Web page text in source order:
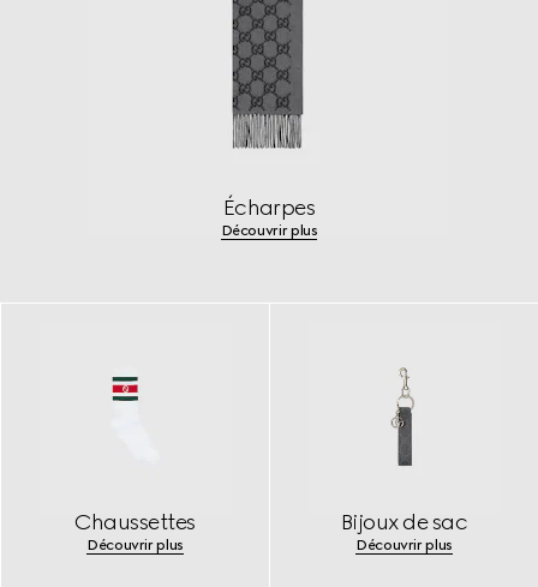
Écharpes
Découvrir plus
Chaussettes
Découvrir plus
Bijoux de sac
Découvrir plus